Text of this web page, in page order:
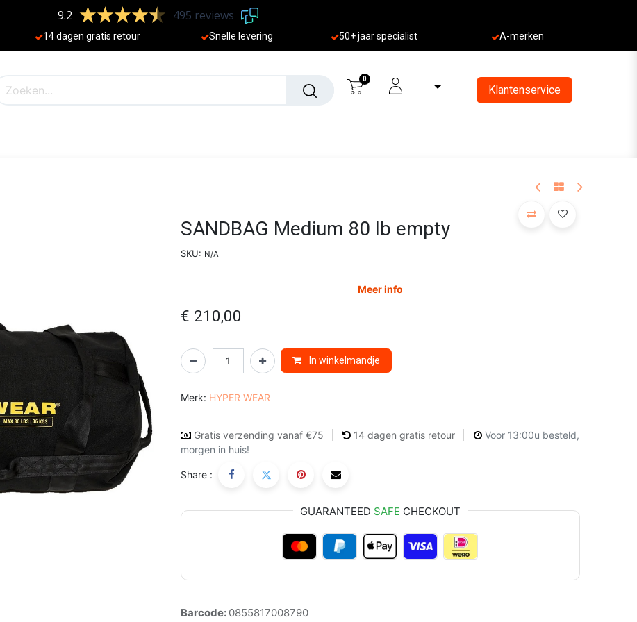
9.2 495 reviews
14 dagen gratis retour Sne lle levering 50+ jaar specialist A-merken
0
Klantenservice
SANDBAG Medium 80 lb empty
SKU: N/A
Meer info
€ 210,00
In winkelmandje
Merk: HYPER WEAR
Gratis verzending vanaf €75 14 dagen gratis retour
Voor 13:00u besteld,
morgen in huis!
Share :
GUARANTEED SAFE CHECKOUT
Barcode: 0855817008790